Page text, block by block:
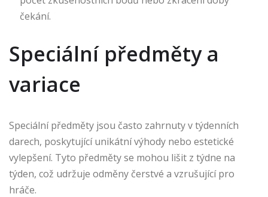
čekání.
Speciální předměty a
variace
Speciální předměty jsou často zahrnuty v týdenních
darech, poskytující unikátní výhody nebo estetické
vylepšení. Tyto předměty se mohou lišit z týdne na
týden, což udržuje odměny čerstvé a vzrušující pro
hráče.